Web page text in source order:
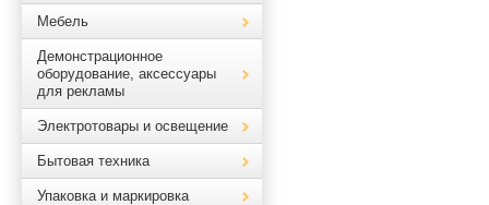
Мебель
Демонстрационное
оборудование, аксессуары
для рекламы
Электротовары и освещение
Бытовая техника
Упаковка и маркировка